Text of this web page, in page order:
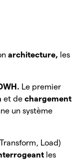
architecture, les
Le premier
et dechargement
un système
Load)
les